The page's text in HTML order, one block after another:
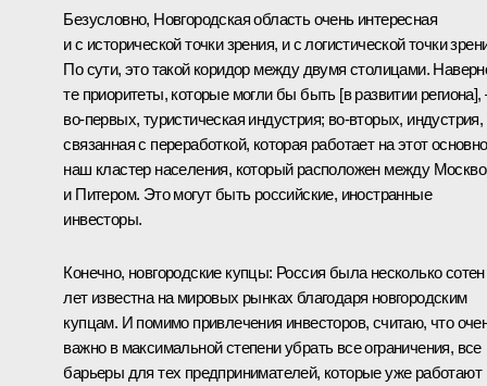
Безусловно, Новгородская область очень интересная
и с исторической точки зрения, и с логистической точки
По сути, это такой коридор между двумя столицами.
те приоритеты, которые могли бы быть [в развитии региона],
во-первых, туристическая индустрия; во-вторых, индустрия,
связанная с переработкой, которая работает на этот
наш кластер населения, который расположен между
и Питером. Это могут быть российские, иностранные
инвесторы.
Конечно, новгородские купцы: Россия была несколько сотен
лет известна на мировых рынках благодаря новгородским
купцам. И помимо привлечения инвесторов, считаю, что
важно в максимальной степени убрать все ограничения, все
барьеры для тех предпринимателей, которые уже работают